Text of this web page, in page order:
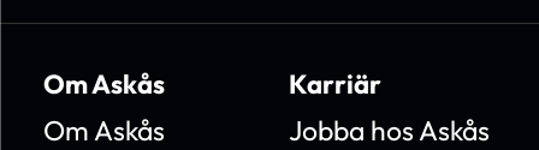
Om Askås
Om Askås
Karriär
Jobba hos Askås